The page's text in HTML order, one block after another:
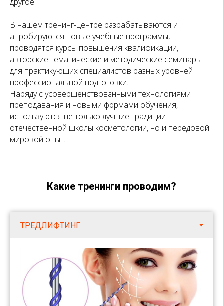
В нашем тренинг-центре разрабатываются и
апробируются новые учебные программы,
проводятся курсы повышения квалификации,
авторские тематические и методические семинары
для практикующих специалистов разных уровней
профессиональной подготовки.
Наряду с усовершенствованными технологиями
преподавания и новыми формами обучения,
используются не только лучшие традиции
отечественной школы косметологии, но и передовой
мировой опыт.
Какие тренинги проводим?